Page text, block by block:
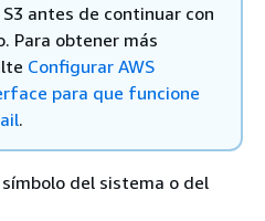
antes de continuar con
Para obtener más
Configurar AWS
para que funcione
.
del sistema o del